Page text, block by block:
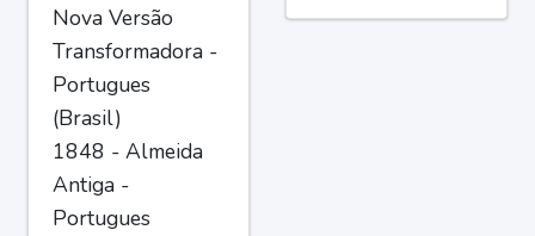
Nova Versão
Transformadora -
Portugues
(Brasil)
1848 - Almeida
Antiga -
Portugues